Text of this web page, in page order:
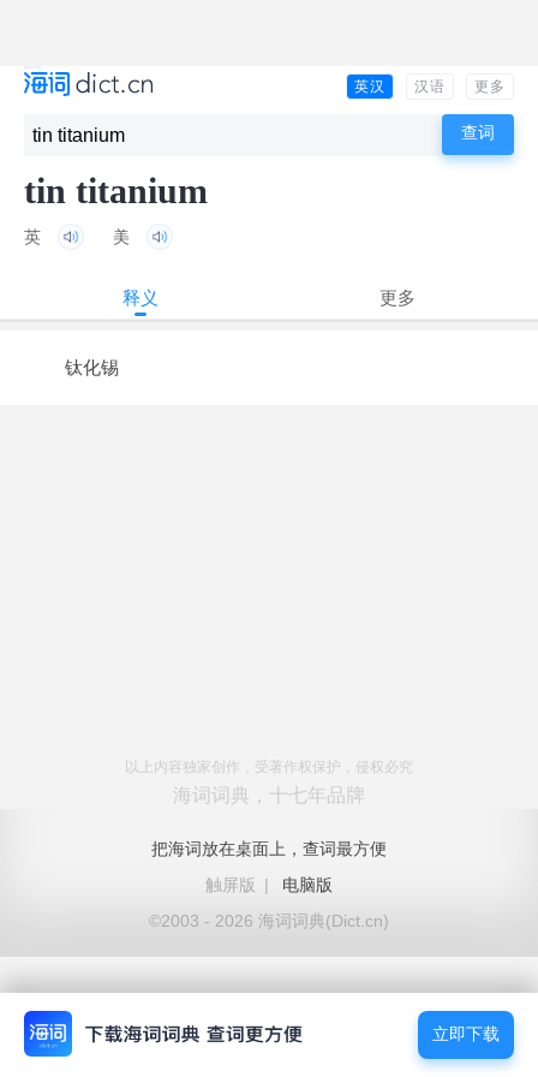
英汉 汉语 更多
tin titanium
英 美
释义 更多
钛化锡
以上内容独家创作，受著作权保护，侵权必究
海词词典，十七年品牌
把海词放在桌面上，查词最方便
触屏版
|
电脑版
©2003 - 2026 海词词典(Dict.cn)
立即下载
立即下载